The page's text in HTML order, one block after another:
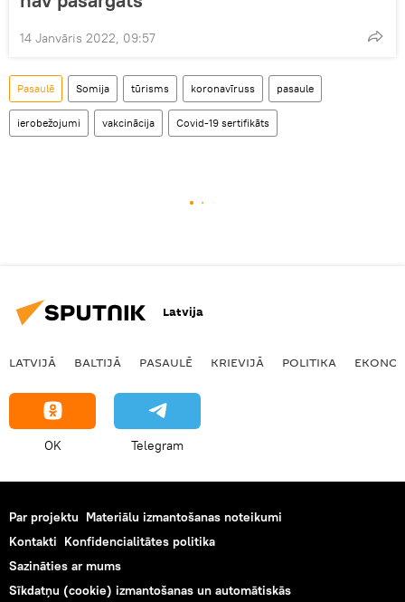
14 Janvāris 2022, 09:57
Pasaulē Somija tūrisms koronavīruss pasaule
ierobežojumi vakcinācija Covid-19 sertifikāts
Latvija
LATVIJĀ BALTIJĀ PASAULĒ KRIEVIJĀ POLITIKA
OK Telegram
Par projektu Materiālu izmantošanas noteikumi
Kontakti Konfidencialitātes politika
Sazināties ar mums
Sīkdatņu (cookie) izmantošanas un automātiskās